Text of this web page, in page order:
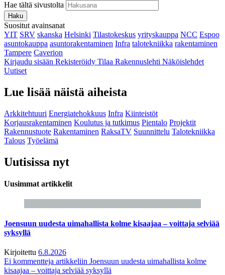
Hae tältä sivustolta
Haku
Suositut avainsanat
YIT SRV skanska Helsinki Tilastokeskus yrityskauppa NCC Espoo
asuntokauppa asuntorakentaminen Infra talotekniikka rakentaminen
Tampere Caverion
Kirjaudu sisään Rekisteröidy Tilaa Rakennuslehti Näköislehdet
Uutiset
Lue lisää näistä aiheista
Arkkitehtuuri Energiatehokkuus Infra Kiinteistöt
Korjausrakentaminen Koulutus ja tutkimus Pientalo Projektit
Rakennustuote Rakentaminen RaksaTV Suunnittelu Talotekniikka
Talous Työelämä
Uutisissa nyt
Uusimmat artikkelit
Joensuun uudesta uimahallista kolme kisaajaa – voittaja selviää
syksyllä
Kirjoitettu 6.8.2026
Ei kommentteja artikkeliin Joensuun uudesta uimahallista kolme
kisaajaa – voittaja selviää syksyllä